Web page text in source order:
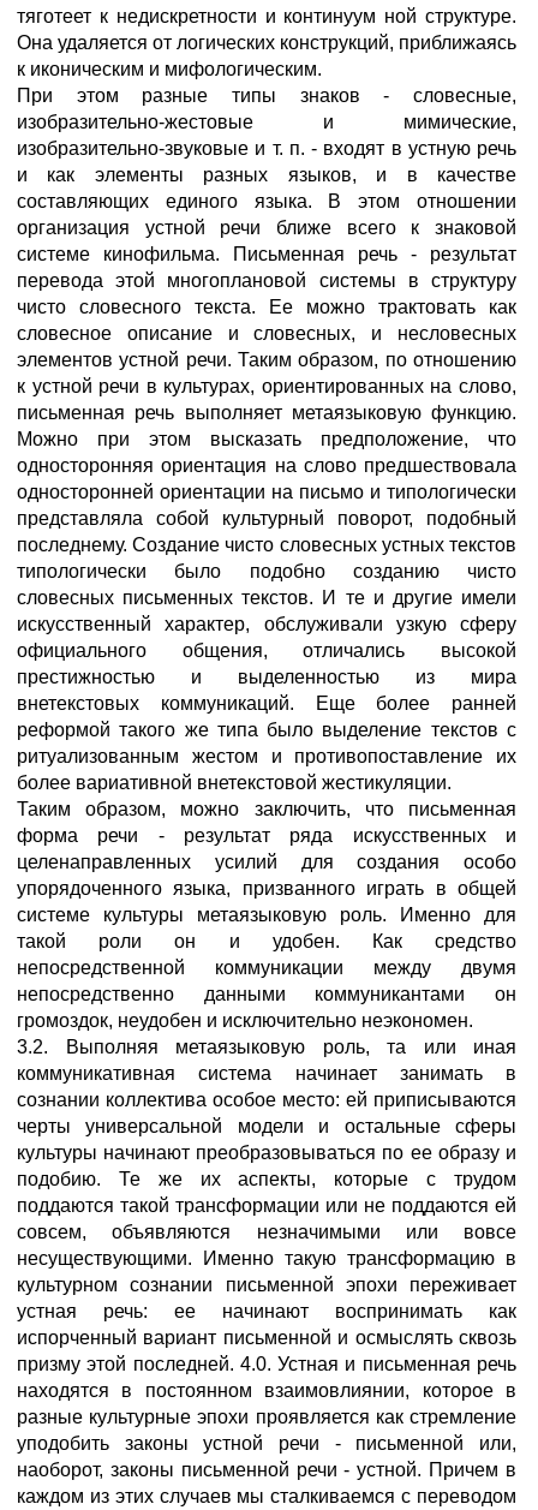
тяготеет к недискретности и континуум ной структуре.
Она удаляется от логических конструкций, приближаясь
к иконическим и мифологическим.
При этом разные типы знаков - словесные,
изобразительно-жестовые и мимические,
изобразительно-звуковые и т. п. - входят в устную речь
и как элементы разных языков, и в качестве
составляющих единого языка. В этом отношении
организация устной речи ближе всего к знаковой
системе кинофильма. Письменная речь - результат
перевода этой многоплановой системы в структуру
чисто словесного текста. Ее можно трактовать как
словесное описание и словесных, и несловесных
элементов устной речи. Таким образом, по отношению
к устной речи в культурах, ориентированных на слово,
письменная речь выполняет метаязыковую функцию.
Можно при этом высказать предположение, что
односторонняя ориентация на слово предшествовала
односторонней ориентации на письмо и типологически
представляла собой культурный поворот, подобный
последнему. Создание чисто словесных устных текстов
типологически было подобно созданию чисто
словесных письменных текстов. И те и другие имели
искусственный характер, обслуживали узкую сферу
официального общения, отличались высокой
престижностью и выделенностью из мира
внетекстовых коммуникаций. Еще более ранней
реформой такого же типа было выделение текстов с
ритуализованным жестом и противопоставление их
более вариативной внетекстовой жестикуляции.
Таким образом, можно заключить, что письменная
форма речи - результат ряда искусственных и
целенаправленных усилий для создания особо
упорядоченного языка, призванного играть в общей
системе культуры метаязыковую роль. Именно для
такой роли он и удобен. Как средство
непосредственной коммуникации между двумя
непосредственно данными коммуникантами он
громоздок, неудобен и исключительно неэкономен.
3.2. Выполняя метаязыковую роль, та или иная
коммуникативная система начинает занимать в
сознании коллектива особое место: ей приписываются
черты универсальной модели и остальные сферы
культуры начинают преобразовываться по ее образу и
подобию. Те же их аспекты, которые с трудом
поддаются такой трансформации или не поддаются ей
совсем, объявляются незначимыми или вовсе
несуществующими. Именно такую трансформацию в
культурном сознании письменной эпохи переживает
устная речь: ее начинают воспринимать как
испорченный вариант письменной и осмыслять сквозь
призму этой последней. 4.0. Устная и письменная речь
находятся в постоянном взаимовлиянии, которое в
разные культурные эпохи проявляется как стремление
уподобить законы устной речи - письменной или,
наоборот, законы письменной речи - устной. Причем в
каждом из этих случаев мы сталкиваемся с переводом